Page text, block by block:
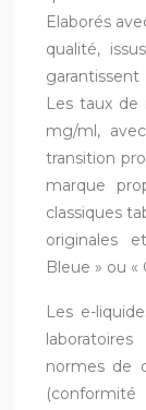
Elaborés
qualité,
Les taux
mg/ml,
transition
marque
classiques
originales
Bleue » ou
Les e-
normes de